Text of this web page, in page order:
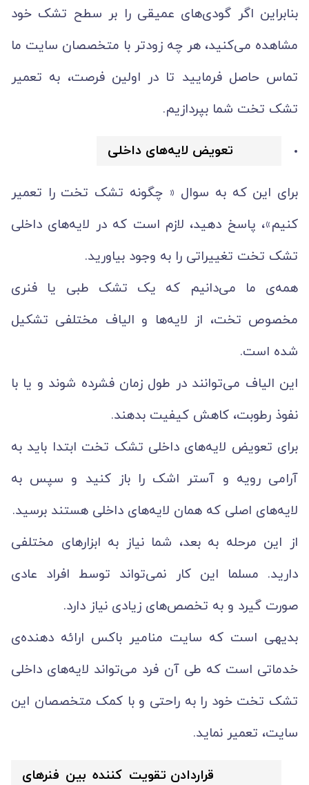
بنابراین اگر گودی‌های عمیقی را بر سطح تشک خود
مشاهده می‌کنید، هر چه زودتر با متخصصان سایت ما
تماس حاصل فرمایید تا در اولین فرصت، به تعمیر
تشک تخت شما بپردازیم.
تعویض لایه‌های داخلی
برای این که به سوال « چگونه تشک تخت را تعمیر
کنیم»، پاسخ دهید، لازم است که در لایه‌های داخلی
تشک تخت تغییراتی را به وجود بیاورید.
همه‌ی ما می‌دانیم که یک تشک طبی یا فنری
مخصوص تخت، از لایه‌ها و الیاف مختلفی تشکیل
شده است.
این الیاف می‌توانند در طول زمان فشرده شوند و یا با
نفوذ رطوبت، کاهش کیفیت بدهند.
برای تعویض لایه‌های داخلی تشک تخت ابتدا باید به
آرامی رویه و آستر اشک را باز کنید و سپس به
لایه‌های اصلی که همان لایه‌های داخلی هستند برسید.
از این مرحله به بعد، شما نیاز به ابزارهای مختلفی
دارید. مسلما این کار نمی‌تواند توسط افراد عادی
صورت گیرد و به تخصص‌های زیادی نیاز دارد.
بدیهی است که سایت منامیر باکس ارائه دهنده‌ی
خدماتی است که طی آن فرد می‌تواند لایه‌های داخلی
تشک تخت خود را به راحتی و با کمک متخصصان این
سایت، تعمیر نماید.
قراردادن تقویت کننده بین فنرهای